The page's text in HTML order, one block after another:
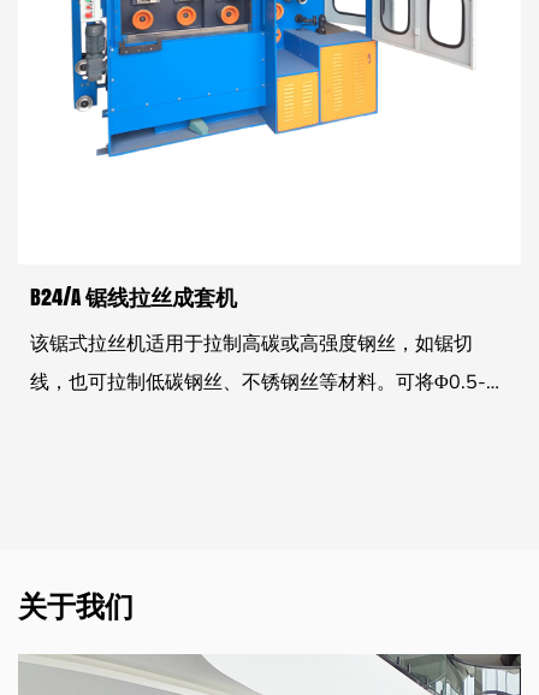
B24/A 锯线拉丝成套机
该锯式拉丝机适用于拉制高碳或高强度钢丝，如锯切
线，也可拉制低碳钢丝、不锈钢丝等材料。可将Φ0.5-
关于我们